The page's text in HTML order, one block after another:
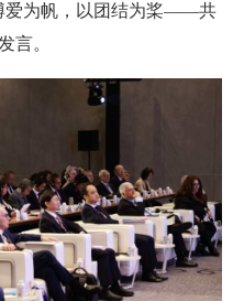
爱为帆，以团结为桨——共
言。